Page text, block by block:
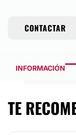
CONTACTAR
INFORMACIÓN
TE